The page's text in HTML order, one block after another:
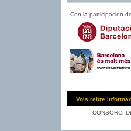
Con la participación de
Vols rebre
CONSORCI